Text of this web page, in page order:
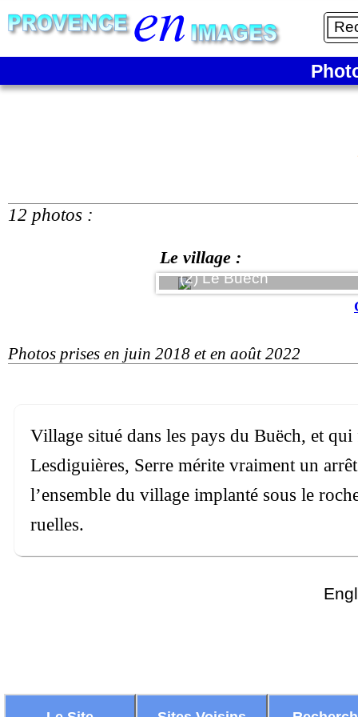
12 photos :
Le village :
(2) Le Buëch
Photos prises en juin 2018 et en août 2022
Village situé dans les pays du Buëch, et
Lesdiguières, Serre mérite vraiment un
l’ensemble du village implanté sous le
ruelles.